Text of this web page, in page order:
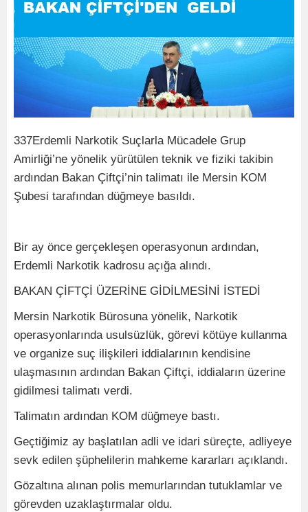
337Erdemli Narkotik Suçlarla Mücadele Grup
Amirliği’ne yönelik yürütülen teknik ve fiziki takibin
ardından Bakan Çiftçi’nin talimatı ile Mersin KOM
Şubesi tarafından düğmeye basıldı.
Bir ay önce gerçekleşen operasyonun ardından,
Erdemli Narkotik kadrosu açığa alındı.
BAKAN ÇİFTÇİ ÜZERİNE GİDİLMESİNİ İSTEDİ
Mersin Narkotik Bürosuna yönelik, Narkotik
operasyonlarında usulsüzlük, görevi kötüye kullanma
ve organize suç ilişkileri iddialarının kendisine
ulaşmasının ardından Bakan Çiftçi, iddiaların üzerine
gidilmesi talimatı verdi.
Talimatın ardından KOM düğmeye bastı.
Geçtiğimiz ay başlatılan adli ve idari süreçte, adliyeye
sevk edilen şüphelilerin mahkeme kararları açıklandı.
Gözaltına alınan polis memurlarından tutuklamlar ve
görevden uzaklaştırmalar oldu.